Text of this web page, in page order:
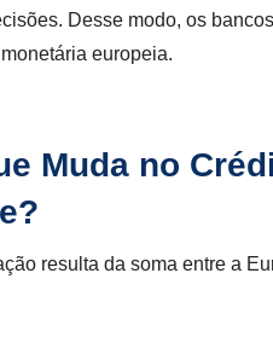
Desse modo, os
europeia.
Muda no
resulta da soma entre a